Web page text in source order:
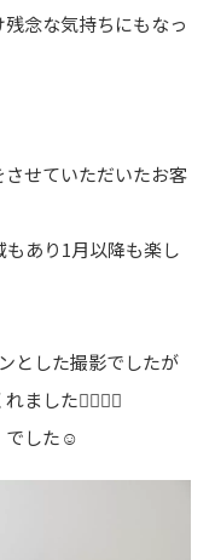
念な気持ちにもなっ
せていただいたお客
もあり1月以降も楽し
とした撮影でしたが
ました🏃‍♀️🏃‍♀️
でした☺️